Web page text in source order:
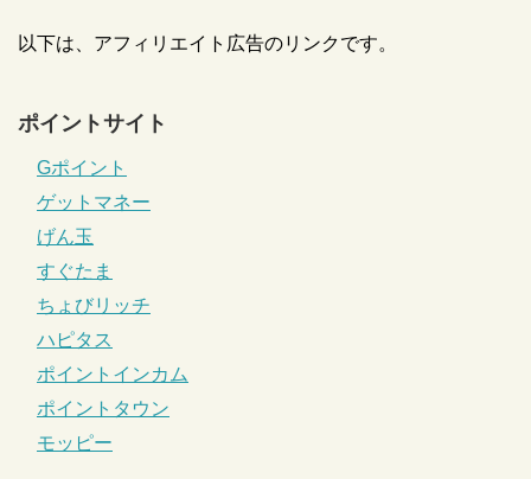
以下は、アフィリエイト広告のリンクです。
ポイントサイト
Gポイント
ゲットマネー
げん玉
すぐたま
ちょびリッチ
ハピタス
ポイントインカム
ポイントタウン
モッピー